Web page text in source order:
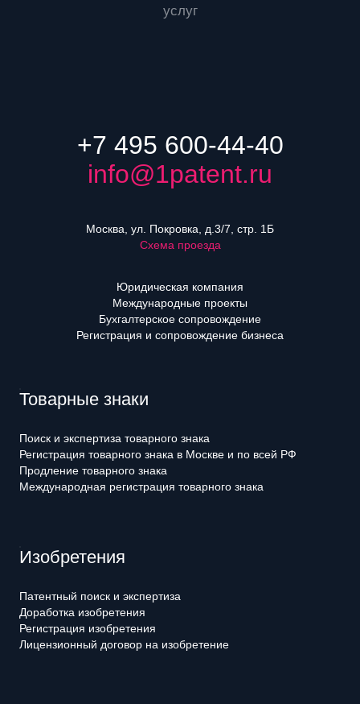
услуг
+7 495 600-44-40
info@1patent.ru
Москва, ул. Покровка, д.3/7, стр. 1Б
Схема проезда
Юридическая компания
Международные проекты
Бухгалтерское сопровождение
Регистрация и сопровождение бизнеса
Товарные знаки
Поиск и экспертиза товарного знака
Регистрация товарного знака в Москве и по всей РФ
Продление товарного знака
Международная регистрация товарного знака
Изобретения
Патентный поиск и экспертиза
Доработка изобретения
Регистрация изобретения
Лицензионный договор на изобретение